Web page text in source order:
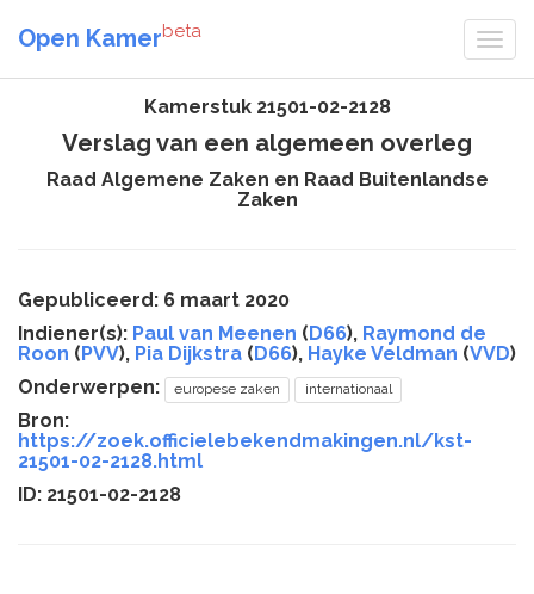
Open Kamerbeta
Kamerstuk 21501-02-2128
Verslag van een algemeen overleg
Raad Algemene Zaken en Raad Buitenlandse
Zaken
Gepubliceerd: 6 maart 2020
Indiener(s): Paul van Meenen (D66), Raymond de
Roon (PVV), Pia Dijkstra (D66), Hayke Veldman (VVD)
Onderwerpen:
europese zaken internationaal
Bron:
https://zoek.officielebekendmakingen.nl/kst-
21501-02-2128.html
ID: 21501-02-2128